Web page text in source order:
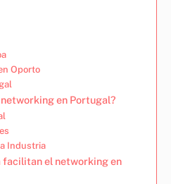
Oporto
en Portugal?
Industria
facilitan el networking en